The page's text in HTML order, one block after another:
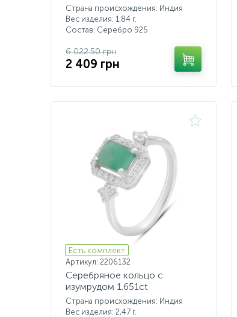
Страна происхождения: Индия
Вес изделия: 1,84 г.
Состав: Серебро 925
6 022.50 грн
2 409 грн
Есть комплект
Артикул: 2206132
Серебряное кольцо с
изумрудом 1.651ct
Страна происхождения: Индия
Вес изделия: 2,47 г.